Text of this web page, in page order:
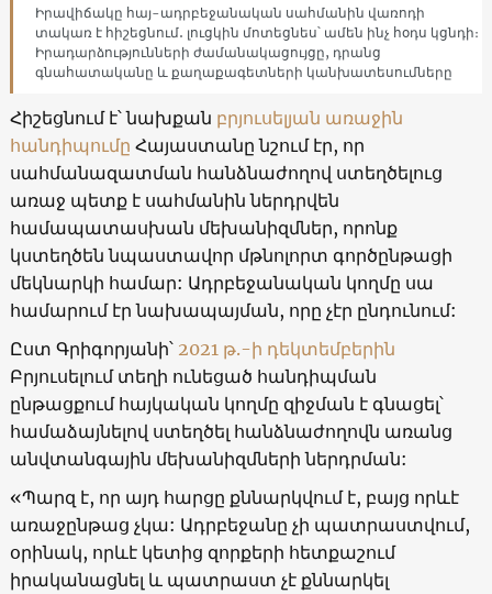
Իրավիճակը հայ-ադրբեջանական սահմանին վառոդի
տակառ է հիշեցնում․ լուցկին մոտեցնես՝ ամեն ինչ հօդս կցնդի։
Իրադարձությունների ժամանակացույցը, դրանց
գնահատականը և քաղաքագետների կանխատեսումները
Հիշեցնում է՝ նախքան բրյուսելյան առաջին
հանդիպումը Հայաստանը նշում էր, որ
սահմանազատման հանձնաժողով ստեղծելուց
առաջ պետք է սահմանին ներդրվեն
համապատասխան մեխանիզմներ, որոնք
կստեղծեն նպաստավոր մթնոլորտ գործընթացի
մեկնարկի համար: Ադրբեջանական կողմը սա
համարում էր նախապայման, որը չէր ընդունում:
Ըստ Գրիգորյանի՝ 2021 թ.-ի դեկտեմբերին
Բրյուսելում տեղի ունեցած հանդիպման
ընթացքում հայկական կողմը զիջման է գնացել՝
համաձայնելով ստեղծել հանձնաժողովն առանց
անվտանգային մեխանիզմների ներդրման:
«Պարզ է, որ այդ հարցը քննարկվում է, բայց որևէ
առաջընթաց չկա: Ադրբեջանը չի պատրաստվում,
օրինակ, որևէ կետից զորքերի հետքաշում
իրականացնել և պատրաստ չէ քննարկել